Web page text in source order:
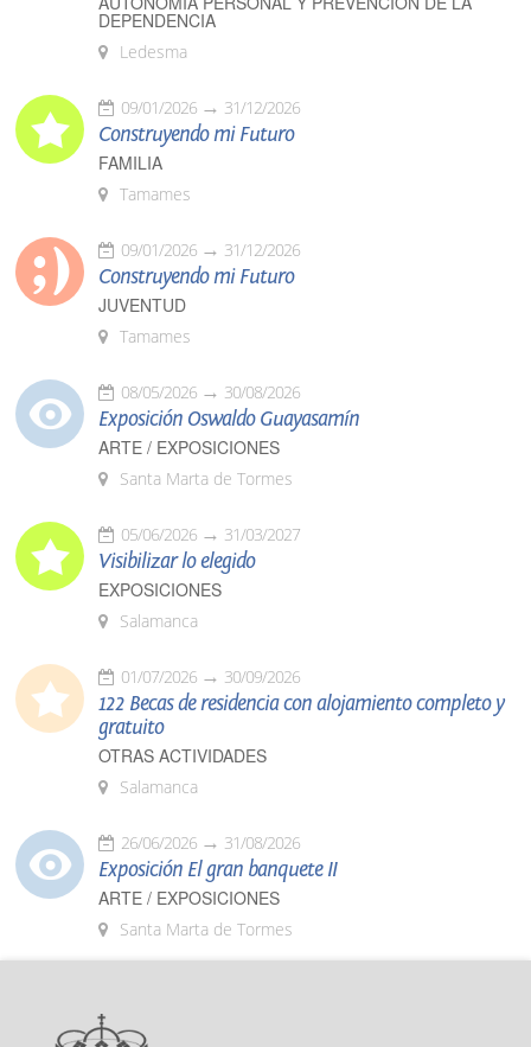
DEPENDENCIA
Ledesma
09/01/2026 31/12/2026
Construyendo mi Futuro
FAMILIA
Tamames
09/01/2026 31/12/2026
Construyendo mi Futuro
JUVENTUD
Tamames
08/05/2026 30/08/2026
Exposición Oswaldo Guayasamín
ARTE / EXPOSICIONES
Santa Marta de Tormes
05/06/2026 31/03/2027
Visibilizar lo elegido
EXPOSICIONES
Salamanca
01/07/2026 30/09/2026
122 Becas de residencia con alojamiento completo y
gratuito
OTRAS ACTIVIDADES
Salamanca
26/06/2026 31/08/2026
Exposición El gran banquete II
ARTE / EXPOSICIONES
Santa Marta de Tormes